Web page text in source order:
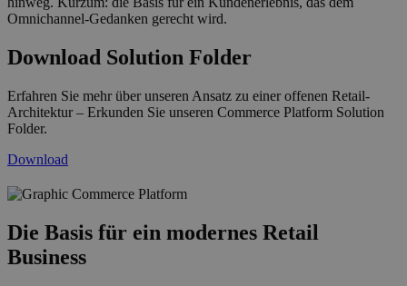
Omnichannel-Gedanken gerecht wird.
Download Solution Folder
Erfahren Sie mehr über unseren Ansatz zu einer offenen Retail-
Architektur – Erkunden Sie unseren Commerce Platform Solution
Folder.
Download
Die Basis für ein modernes Retail
Business